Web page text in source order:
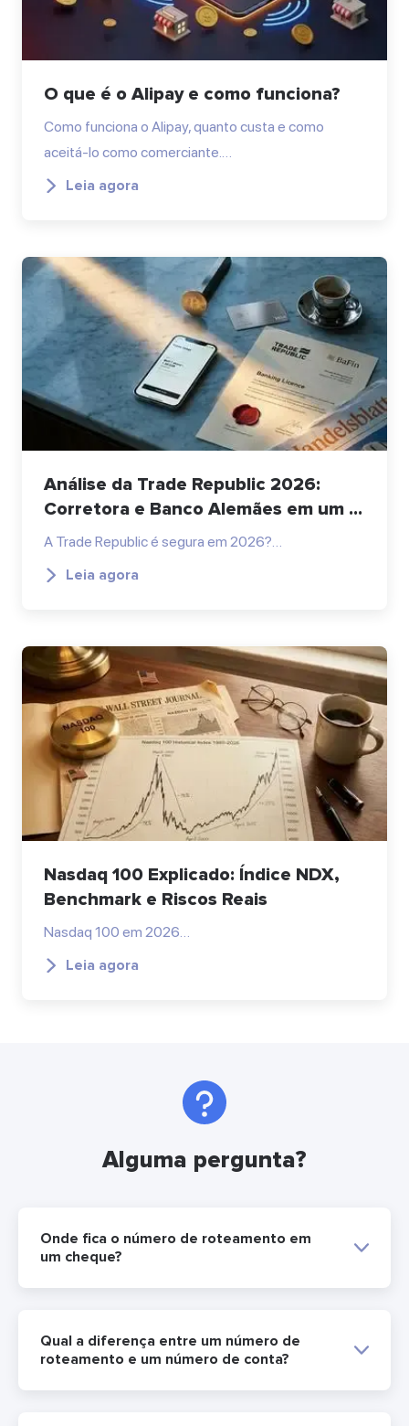
O que é o Alipay e como funciona?
Como funciona o Alipay, quanto custa e como
aceitá-lo como comerciante.…
Leia agora
Análise da Trade Republic 2026:
Corretora e Banco Alemães em um ...
A Trade Republic é segura em 2026?…
Leia agora
Nasdaq 100 Explicado: Índice NDX,
Benchmark e Riscos Reais
Nasdaq 100 em 2026…
Leia agora
Alguma pergunta?
Onde fica o número de roteamento em
um cheque?
Qual a diferença entre um número de
roteamento e um número de conta?